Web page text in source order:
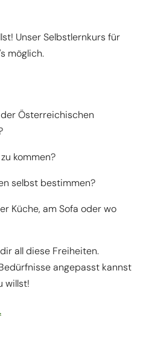
Unser Selbstlernkurs für
möglich.
Österreichischen
kommen?
selbst bestimmen?
Küche, am Sofa oder wo
all diese Freiheiten.
angepasst kannst
willst!